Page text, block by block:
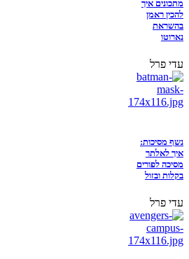
מתכונים איך
להכין ראמן
בהשראת
נארוטו
עדי פרל
נשף מסיכות:
איך לאלתר
מסיכה לפורים
בקלות ובזול
עדי פרל